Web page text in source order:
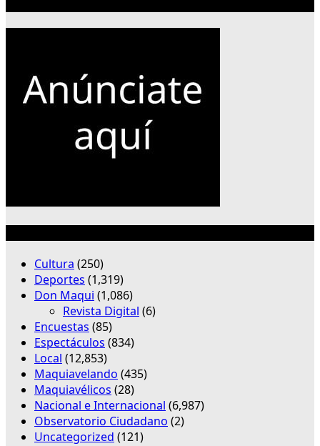
Cultura (250)
Deportes (1,319)
Don Maqui (1,086)
Revista Digital (6)
Encuestas (85)
Espectáculos (834)
Local (12,853)
Maquiavelando (435)
Maquiavélicos (28)
Nacional e Internacional (6,987)
Observatorio Ciudadano (2)
Uncategorized (121)